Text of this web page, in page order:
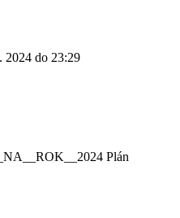
2024 do 23:29
Plán